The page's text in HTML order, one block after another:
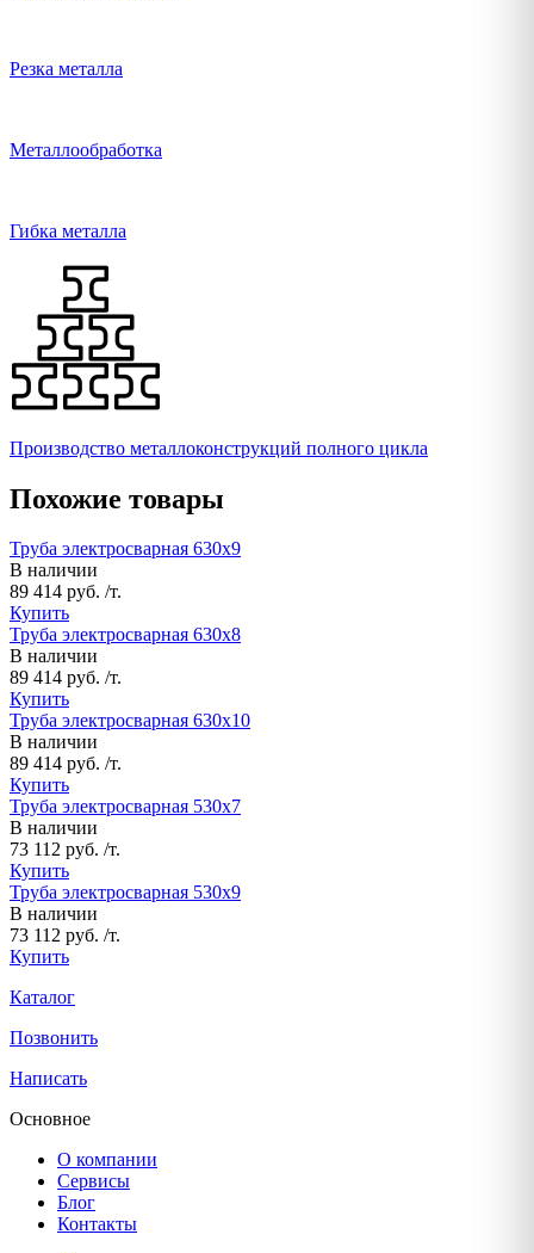
Резка металла
Металлообработка
Гибка металла
Производство металлоконструкций полного цикла
Похожие товары
Труба электросварная 630х9
В наличии
89 414 руб. /т.
Купить
Труба электросварная 630х8
В наличии
89 414 руб. /т.
Купить
Труба электросварная 630х10
В наличии
89 414 руб. /т.
Купить
Труба электросварная 530х7
В наличии
73 112 руб. /т.
Купить
Труба электросварная 530х9
В наличии
73 112 руб. /т.
Купить
Каталог
Позвонить
Написать
Основное
О компании
Сервисы
Блог
Контакты